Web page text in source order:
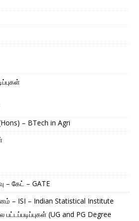
– BTech in Agri
– கேட் – GATE
– ISI – Indian Statistical Institute
பட்டப்படிப்புகள் (UG and PG Degree